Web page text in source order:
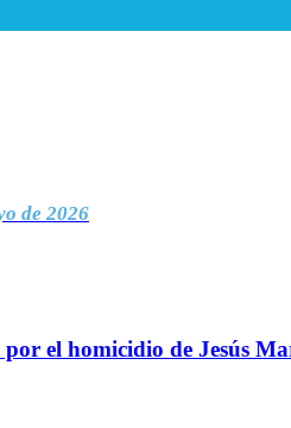
de 2026
el homicidio de Jesús